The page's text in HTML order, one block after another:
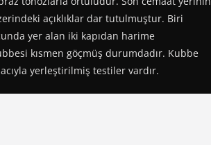
açıklıklar dar tutulmuştur. Biri
yer alan iki kapıdan harime
kısmen göçmüş durumdadır. Kubbe
yerleştirilmiş testiler vardır.